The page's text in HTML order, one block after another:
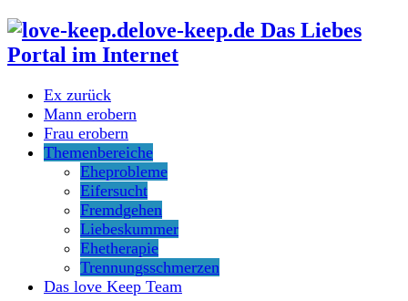
love-keep.de Das Liebes
Portal im Internet
Ex zurück
Mann erobern
Frau erobern
Themenbereiche
Eheprobleme
Eifersucht
Fremdgehen
Liebeskummer
Ehetherapie
Trennungsschmerzen
Das love Keep Team